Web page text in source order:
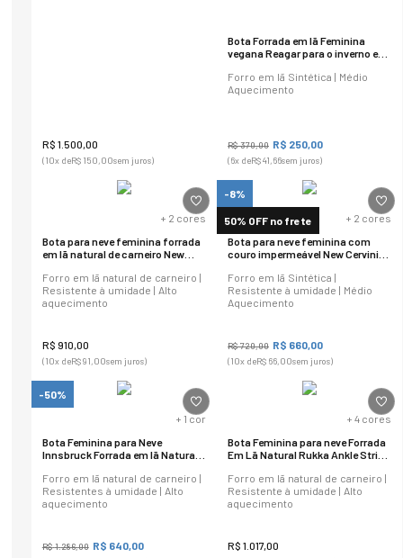
R$ 1 500,00
(10x deR$ 150,00sem juros)
Bota Forrada em lã Feminina
vegana Reagar para o inverno e
Forro em lã Sintética | Médio
Aquecimento
R$370,00 R$ 250,00
(6x deR$41,66sem juros)
+ 2 cores
Bota para neve feminina forrada
em lã natural de carneiro New
Forro em lã natural de carneiro |
Resistente à umidade | Alto
aquecimento
R$ 910,00
(10x deR$91,00sem juros)
-8%
50% OFF no frete + 2 cores
Bota para neve feminina com
couro impermeável New Cervinia
Forro em lã Sintética |
Resistente à umidade | Médio
Aquecimento
R$720,00 R$ 660,00
(10x deR$ 66,00sem juros)
-50%
+ 1 cor
Bota Feminina para Neve
Innsbruck Forrada em lã Natural
Forro em lã natural de carneiro |
Resistentes à umidade | Alto
aquecimento
R$1.286,00 R$ 640,00
+4 cores
Bota Feminina para neve Forrada
Em Lã Natural Rukka Ankle Strip
Forro em lã natural de carneiro |
Resistente à umidade | Alto
aquecimento
R$ 1 017,00